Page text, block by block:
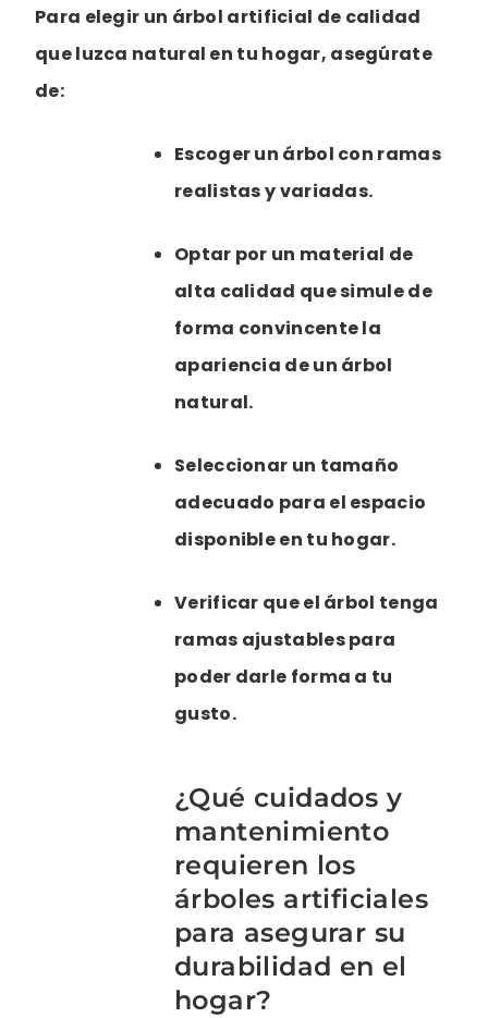
Para elegir un árbol artificial de calidad
que luzca natural en tu hogar, asegúrate
de:
Escoger un árbol con ramas
realistas y variadas.
Optar por un material de
alta calidad que simule de
forma convincente la
apariencia de un árbol
natural.
Seleccionar un tamaño
adecuado para el espacio
disponible en tu hogar.
Verificar que el árbol tenga
ramas ajustables para
poder darle forma a tu
gusto.
¿Qué cuidados y
mantenimiento
requieren los
árboles artificiales
para asegurar su
durabilidad en el
hogar?